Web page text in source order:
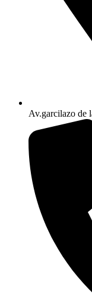
Av.garcilazo de